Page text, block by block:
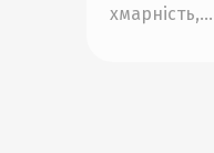
хмарність,